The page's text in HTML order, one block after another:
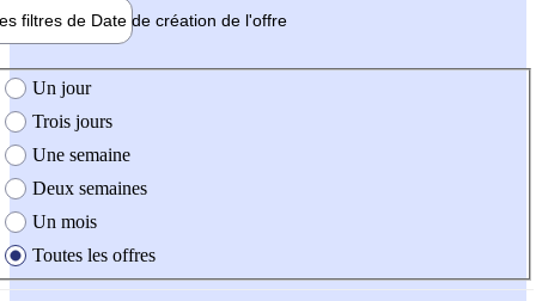
filtres de Date de création de l'offre
création de l'offre
Un jour
Trois jours
Une semaine
Deux semaines
Un mois
Toutes les offres